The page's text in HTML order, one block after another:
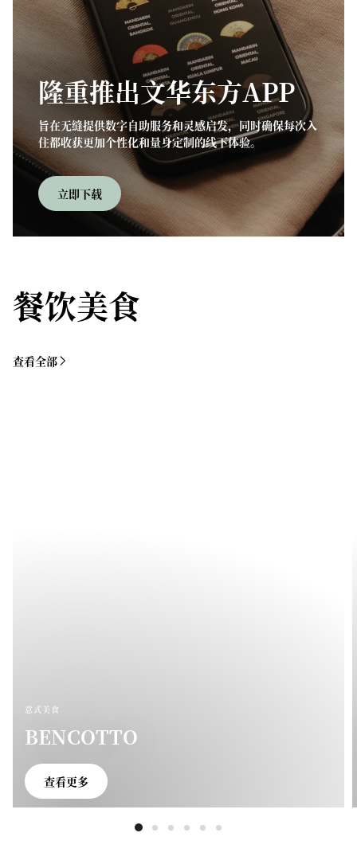
隆重推出文华东方APP
旨在无缝提供数字自助服务和灵感启发，同时确保每次入
住都收获更加个性化和量身定制的线下体验。
立即下载
餐饮美食
查看全部
意式美食
BENCOTTO
查看更多